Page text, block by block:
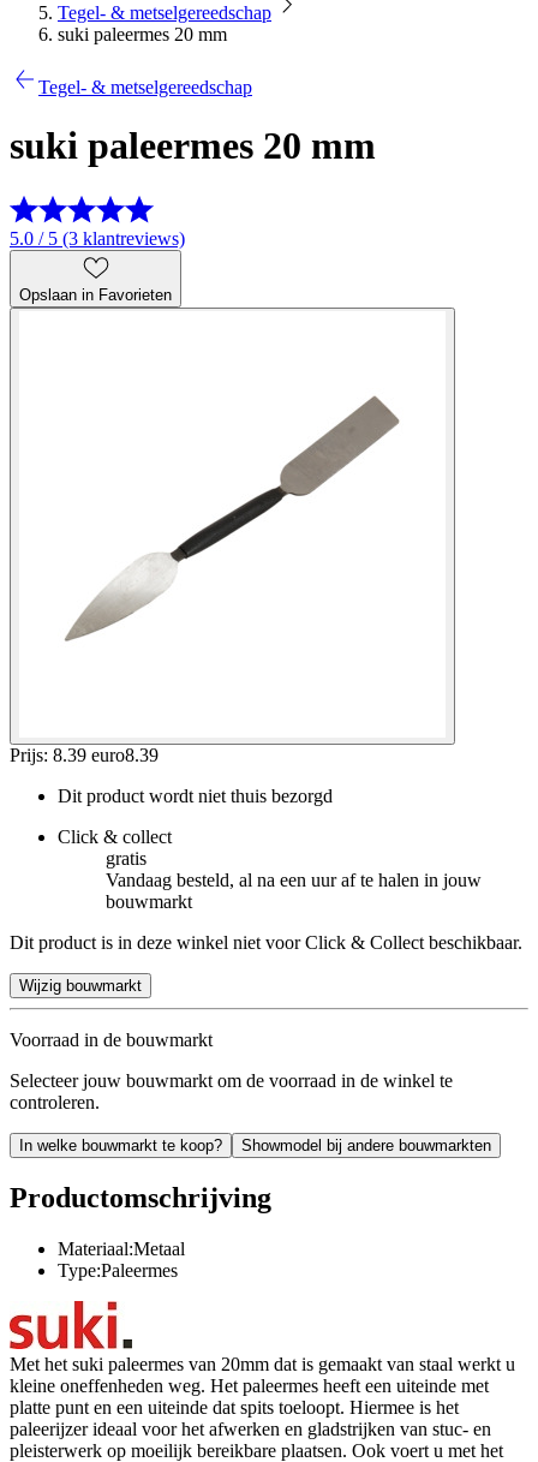
Tegel- & metselgereedschap
suki paleermes 20 mm
Tegel- & metselgereedschap
suki paleermes 20 mm
5.0 / 5 (3 klantreviews)
Opslaan in Favorieten
Prijs: 8.39 euro8.39
Dit product wordt niet thuis bezorgd
Click & collect
gratis
Vandaag besteld, al na een uur af te halen in jouw
bouwmarkt
Dit product is in deze winkel niet voor Click & Collect beschikbaar.
Wijzig bouwmarkt
Voorraad in de bouwmarkt
Selecteer jouw bouwmarkt om de voorraad in de winkel te
controleren.
In welke bouwmarkt te koop? Showmodel bij andere bouwmarkten
Productomschrijving
Materiaal:Metaal
Type:Paleermes
Met het suki paleermes van 20mm dat is gemaakt van staal werkt u
kleine oneffenheden weg. Het paleermes heeft een uiteinde met
platte punt en een uiteinde dat spits toeloopt. Hiermee is het
paleerijzer ideaal voor het afwerken en gladstrijken van stuc- en
pleisterwerk op moeilijk bereikbare plaatsen. Ook voert u met het